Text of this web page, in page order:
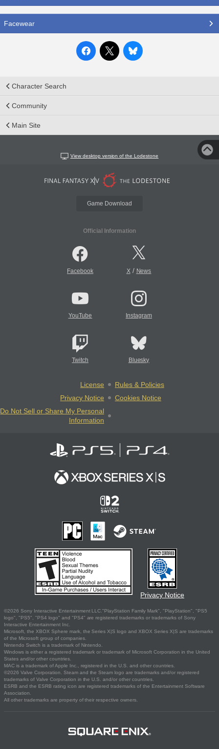
Facewear
Character Search
Community
Main Site
View desktop version of the Lodestone
Game Download
Official Information
Facebook X/ News
YouTube Instagram
Twitch Bluesky
License
Rules & Policies
Privacy Notice
Cookies Notice
Do Not Sell or Share My Personal
Information
Privacy Notice
©2026 Sony Interactive Entertainment LLC."PlayStation Family Mark", "PlayStation", "PS5
logo", "PS5", "PS4 logo" and "PS4" are registered trademarks or trademarks of Sony
Interactive Entertainment Inc.
Microsoft, the XBOX Sphere mark, the Series X|S logo and XBOX Series X|S are trademarks
of the Microsoft group of companies.
Nintendo Switch is a trademark of Nintendo.
Windows is either a registered trademark or trademark of Microsoft Corporation in the United
States and/or other countries.
MAC is a trademark of Apple Inc., registered in the U.S. and other countries.
©2026 Valve Corporation. Steam and the Steam logo are trademarks and/or registered
trademarks of Valve Corporation in the U.S. and/or other countries.
ESRB and the ESRB rating icon are registered trademarks of the Entertainment Software
Association.
All other trademarks are property of their respective owners.